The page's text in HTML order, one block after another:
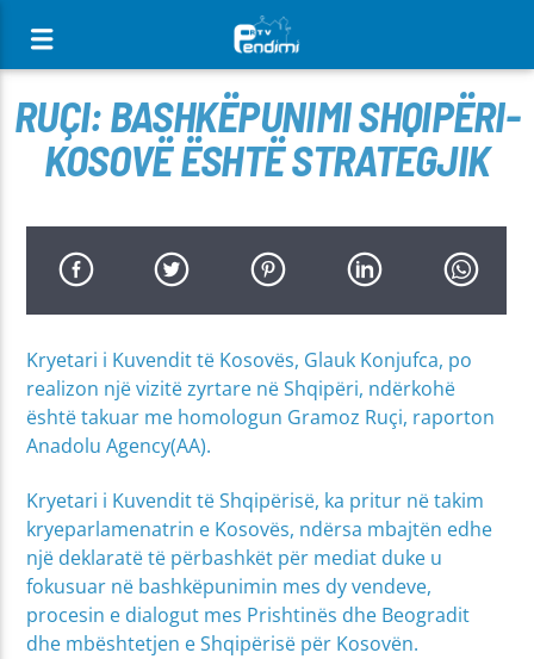
RUÇI: BASHKËPUNIMI SHQIPËRI-
KOSOVË ËSHTË STRATEGJIK
Kryetari i Kuvendit të Kosovës, Glauk Konjufca, po
realizon një vizitë zyrtare në Shqipëri, ndërkohë
është takuar me homologun Gramoz Ruçi, raporton
Anadolu Agency(AA).
Kryetari i Kuvendit të Shqipërisë, ka pritur në takim
kryeparlamenatrin e Kosovës, ndërsa mbajtën edhe
një deklaratë të përbashkët për mediat duke u
fokusuar në bashkëpunimin mes dy vendeve,
procesin e dialogut mes Prishtinës dhe Beogradit
dhe mbështetjen e Shqipërisë për Kosovën.